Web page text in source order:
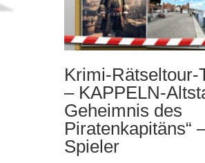
Krimi-Rätseltour-
– KAPPELN-
Geheimnis des
Piratenkapitäns“
Spieler